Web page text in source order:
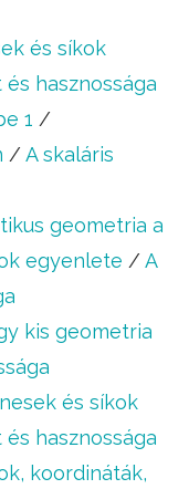
és síkok
hasznossága
1 /
/ A skaláris
geometria a
egyenlete / A
kis geometria
és síkok
hasznossága
koordináták,